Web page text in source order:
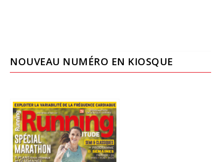
NOUVEAU NUMÉRO EN KIOSQUE